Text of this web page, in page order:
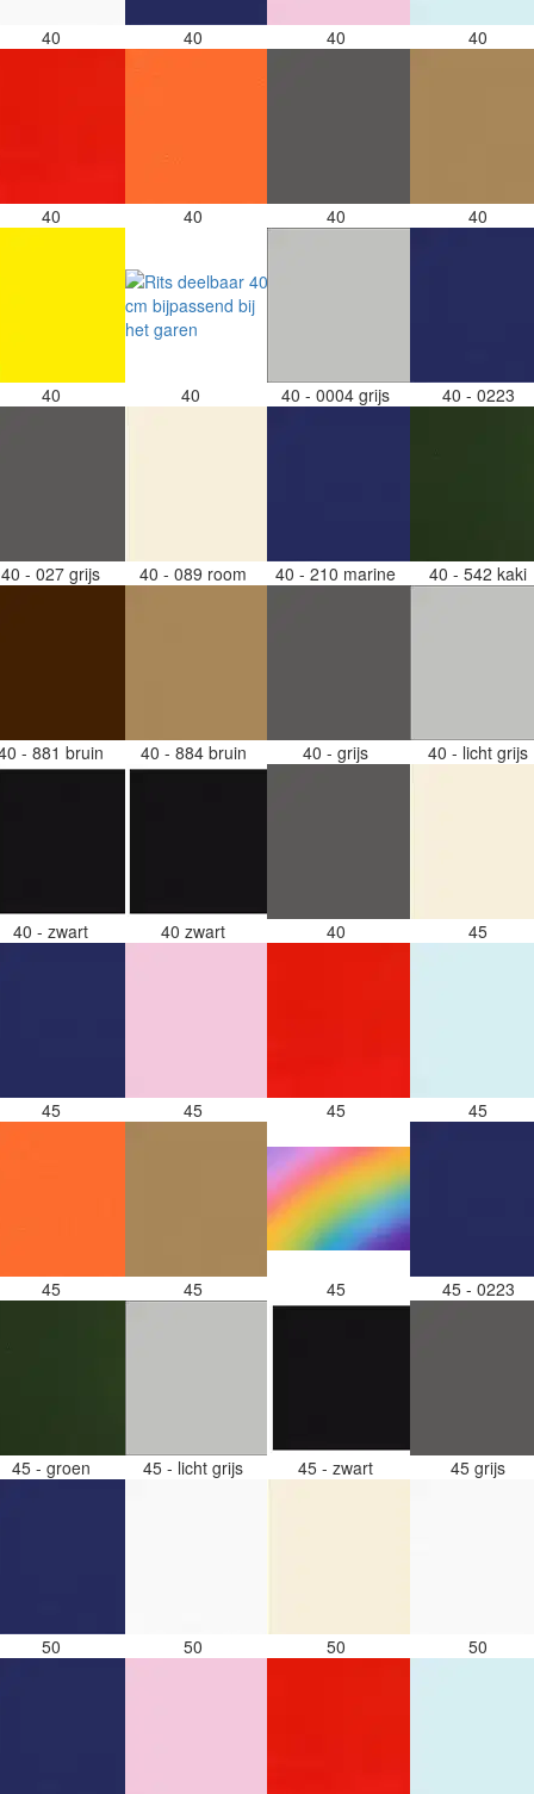
40 40 40 40
40 40 40 40
40 40 40 - 0004 grijs 40 - 0223
40 - 027 grijs 40 - 089 room 40 - 210 marine 40 - 542 kaki
- 881 bruin 40 - 884 bruin 40 - grijs 40 - licht grijs
40 - zwart 40 zwart 40 45
45 45 45 45
45 45 45 45 - 0223
45 - groen 45 - licht grijs 45 - zwart 45 grijs
50 50 50 50